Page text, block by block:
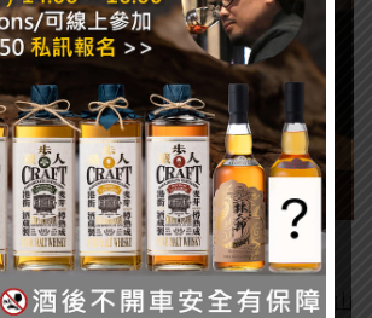
三越 台北南西三館 一樓 (台北市中山